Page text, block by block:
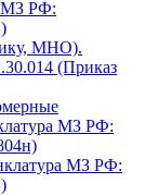
МЗ РФ:
МНО).
(Приказ
МЗ РФ:
МЗ РФ: